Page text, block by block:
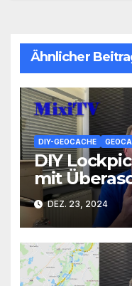
Ähnlicher
DIY-GEOCACHE
DIY
mit
DEZ. 23, 2024